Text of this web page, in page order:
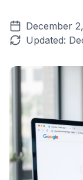
December
Updated: